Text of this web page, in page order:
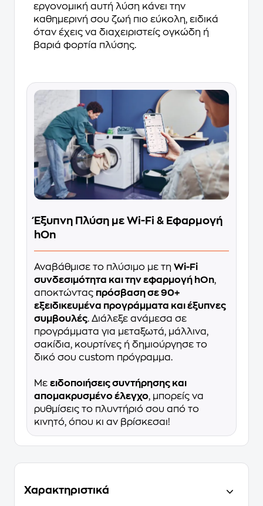
εργονομική αυτή λύση κάνει την
καθημερινή σου ζωή πιο εύκολη, ειδικά
όταν έχεις να διαχειριστείς ογκώδη ή
βαριά φορτία πλύσης.
Έξυπνη Πλύση με Wi-Fi & Εφαρμογή
hOn
Αναβάθμισε το πλύσιμο με τη Wi-Fi
συνδεσιμότητα και την εφαρμογή hOn,
αποκτώντας πρόσβαση σε 90+
εξειδικευμένα προγράμματα και έξυπνες
συμβουλές. Διάλεξε ανάμεσα σε
προγράμματα για μεταξωτά, μάλλινα,
σακίδια, κουρτίνες ή δημιούργησε το
δικό σου custom πρόγραμμα.
Με ειδοποιήσεις συντήρησης και
απομακρυσμένο έλεγχο, μπορείς να
ρυθμίσεις το πλυντήριό σου από το
κινητό, όπου κι αν βρίσκεσαι!
Χαρακτηριστικά